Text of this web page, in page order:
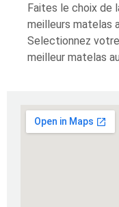
Faites le choix de
meilleurs matelas
Selectionnez
meilleur matelas